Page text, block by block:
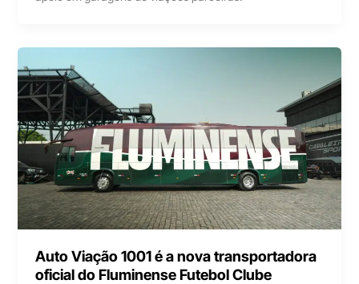
Auto Viação 1001 é a nova transportadora
oficial do Fluminense Futebol Clube